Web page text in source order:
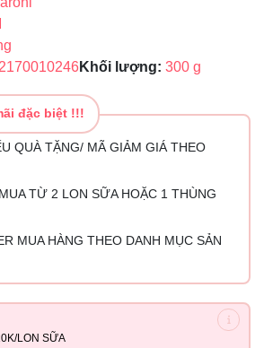
Khối lượng: 300 g
đặc biệt !!!
QUÀ TẶNG/ MÃ GIẢM GIÁ THEO
TỪ 2 LON SỮA HOẶC 1 THÙNG
MUA HÀNG THEO DANH MỤC SẢN
LON SỮA